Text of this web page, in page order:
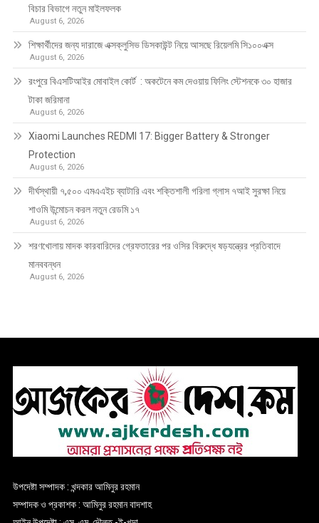
বিচার বিভাগে নতুন মাইলফলক
August 6, 2026
শিক্ষার্থীদের জন্য দারাজে এক্সক্লুসিভ ডিসকাউন্ট নিয়ে আসছে রিয়েলমি সি১০০এক্স
August 6, 2026
রংপুরে বিএসটিআইর মোবাইল কোর্ট : অকটেনে কম দেওয়ায় ফিলিং স্টেশনকে ৩০ হাজার
টাকা জরিমানা
August 6, 2026
Xiaomi Launches REDMI 17: Bigger Battery & Stronger
Protection
August 6, 2026
দীর্ঘস্থায়ী ৭,৫০০ এমএএইচ ব্যাটারি এবং শক্তিশালী গরিলা গ্লাস ৭আই সুরক্ষা নিয়ে
শাওমি উন্মোচন করল নতুন রেডমি ১৭
August 6, 2026
শরণখোলায় মাদক কারবারিদের গ্রেফতারের পর ওসির বিরুদ্ধে ষড়যন্ত্রের প্রতিবাদে
মানববন্ধন
August 6, 2026
উপদেষ্টা সম্পাদক : খন্দকার আমিনুর রহমান
সম্পাদক ও প্রকাশক : আমিনুর রহমান বাদশাহ